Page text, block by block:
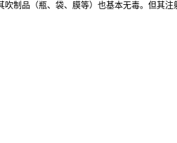
制品（瓶、袋、膜等）也基本无毒。但其